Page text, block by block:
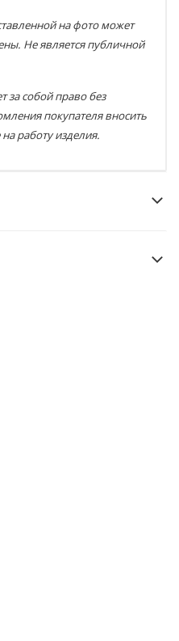
на фото может
Не является публичной
за собой право без
покупателя вносить
работу изделия.